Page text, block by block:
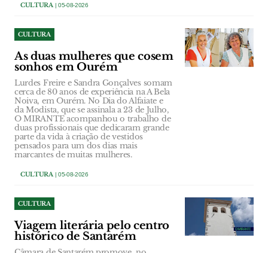
CULTURA | 05-08-2026
CULTURA
As duas mulheres que cosem
sonhos em Ourém
Lurdes Freire e Sandra Gonçalves somam
cerca de 80 anos de experiência na A Bela
Noiva, em Ourém. No Dia do Alfaiate e
da Modista, que se assinala a 23 de Julho,
O MIRANTE acompanhou o trabalho de
duas profissionais que dedicaram grande
parte da vida à criação de vestidos
pensados para um dos dias mais
marcantes de muitas mulheres.
CULTURA | 05-08-2026
CULTURA
Viagem literária pelo centro
histórico de Santarém